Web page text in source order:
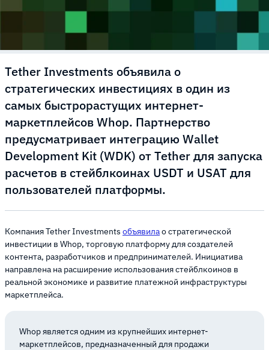
Tether Investments объявила о
стратегических инвестициях в один из
самых быстрорастущих интернет-
маркетплейсов Whop. Партнерство
предусматривает интеграцию Wallet
Development Kit (WDK) от Tether для запуска
расчетов в стейблкоинах USDT и USAT для
пользователей платформы.
Компания Tether Investments объявилао стратегической
инвестиции в Whop, торговую платформу для создателей
контента, разработчиков и предпринимателей. Инициатива
направлена на расширение использования стейблкоинов в
реальной экономике и развитие платежной инфраструктуры
маркетплейса.
Whop является одним из крупнейших интернет-
маркетплейсов, предназначенный для продажи